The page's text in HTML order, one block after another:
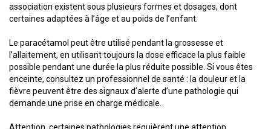
association existent sous plusieurs formes et dosages, dont
certaines adaptées à l’âge et au poids de l’enfant.
Le paracétamol peut être utilisé pendant la grossesse et
l’allaitement, en utilisant toujours la dose efficace la plus faible
possible pendant une durée la plus réduite possible. Si vous êtes
enceinte, consultez un professionnel de santé : la douleur et la
fièvre peuvent être des signaux d’alerte d’une pathologie qui
demande une prise en charge médicale.